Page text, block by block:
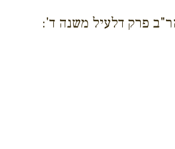
פרק דלעיל משנה ד':